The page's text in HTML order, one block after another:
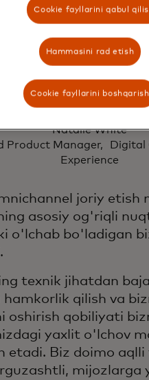
beradi.
Natalie White
Product Manager, Digital
Experience
joriy etish
asosiy og'riqli
o'lchab bo'ladigan
texnik jihatdan
hamkorlik qilish va
oshirish qobiliyati
yaxlit o'lchov
etadi. Biz doimo
mijozlarga
Cookie fayllarini qabul
Hammasini rad etish
Cookie fayllarini boshqarish